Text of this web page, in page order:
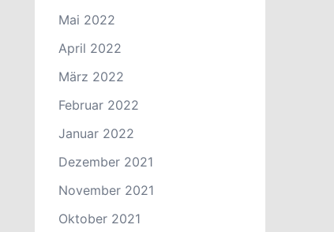
Mai 2022
April 2022
März 2022
Februar 2022
Januar 2022
Dezember 2021
November 2021
Oktober 2021